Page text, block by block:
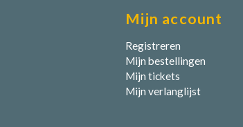
Mijn account
Registreren
Mijn bestellingen
Mijn tickets
Mijn verlanglijst